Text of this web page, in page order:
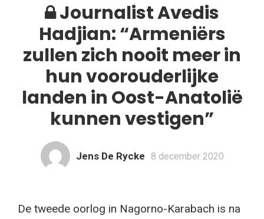
Journalist Avedis
Hadjian: “Armeniërs
zullen zich nooit meer in
hun voorouderlijke
landen in Oost-Anatolië
kunnen vestigen”
Jens De Rycke 8 december 2020
De tweede oorlog in Nagorno-Karabach is na